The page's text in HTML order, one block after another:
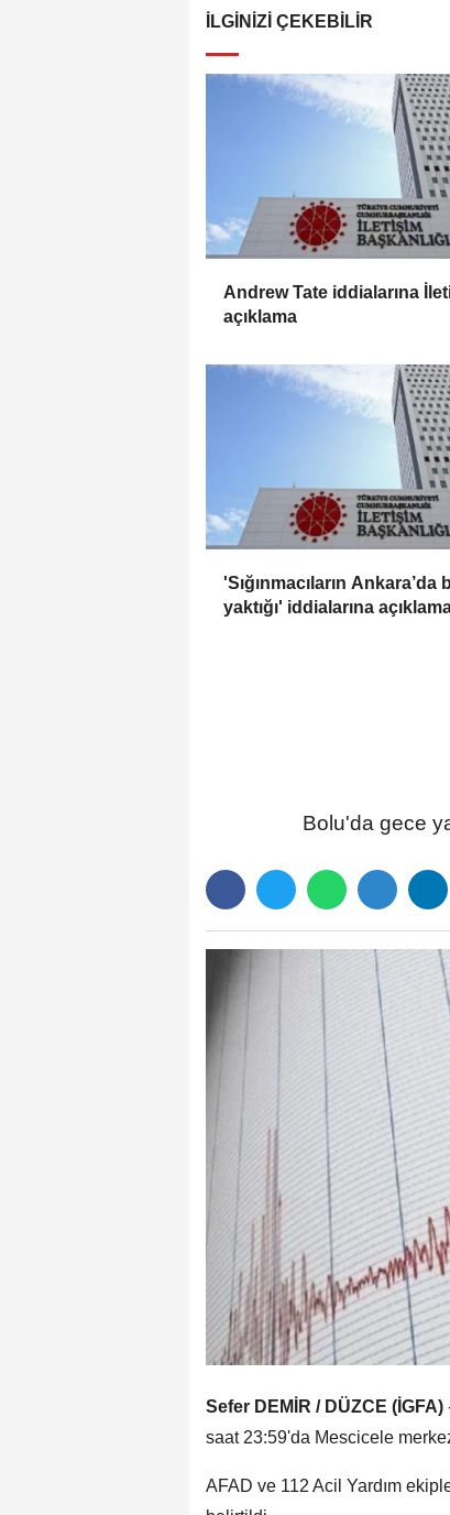
İLGINIZI ÇEKEBILIR
Andrew Tate iddialarına
açıklama
'Sığınmacıların Ankara’da
yaktığı' iddialarına
Bolu'da gece
Sefer DEMİR / DÜZCE (İGFA)
saat 23:59'da Mescicele
AFAD ve 112 Acil Yardım